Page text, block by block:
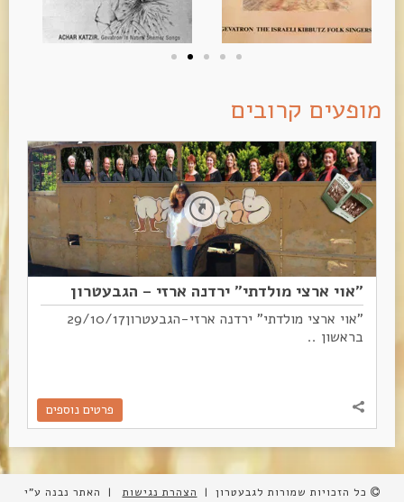
מופעים קרובים
"אוי ארצי מולדתי" ירדנה ארזי – הגבעטרון
"אוי ארצי מולדתי" ירדנה ארזי-הגבעטרון29/10/17
בראשון ..
פרטים נוספים
כל הזכויות שמורות לגבעטרון | הצהרת נגישות | האתר נבנה ע"י